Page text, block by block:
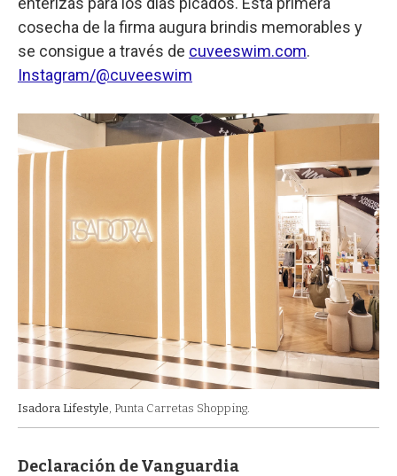
cosecha de la firma augura brindis memorables y
se consigue a través de cuveeswim.com.
Instagram/@cuveeswim
Isadora Lifestyle, Punta Carretas Shopping.
Declaración de Vanguardia